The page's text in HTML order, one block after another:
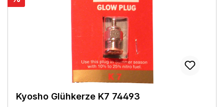
Kyosho Glühkerze K7 74493